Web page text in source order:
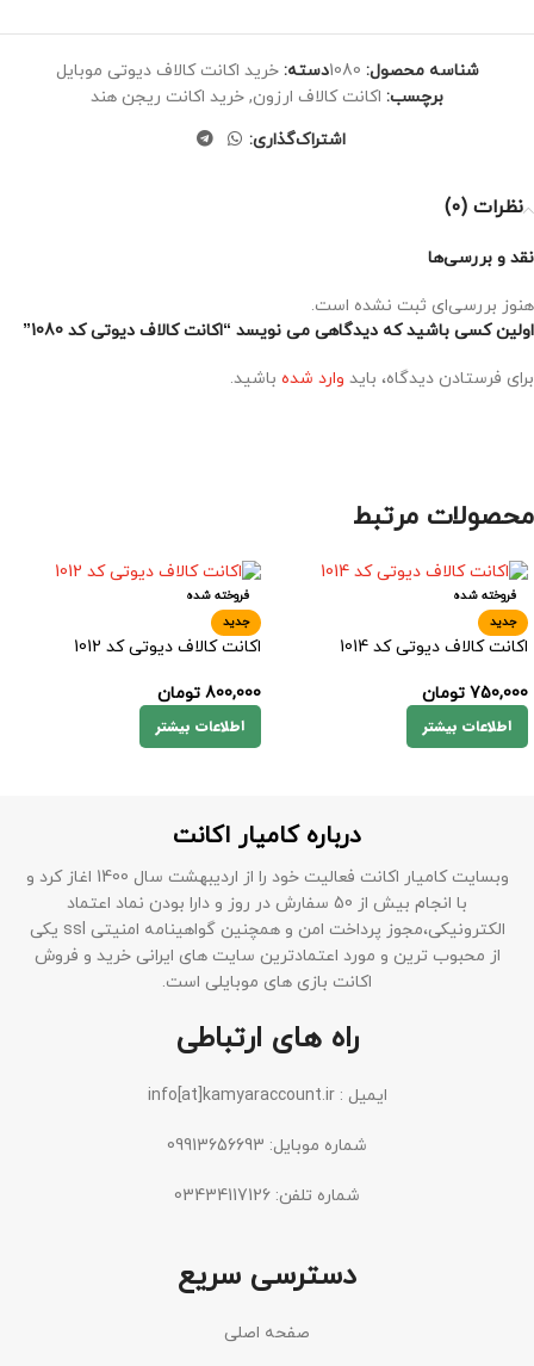
شناسه محصول: 1080دسته: خرید اکانت کالاف دیوتی موبایل
برچسب: اکانت کالاف ارزون, خرید اکانت ریجن هند
اشتراک‌گذاری:
نظرات (0)
نقد و بررسی‌ها
هنوز بررسی‌ای ثبت نشده است.
اولین کسی باشید که دیدگاهی می نویسد “اکانت کالاف دیوتی کد 1080”
برای فرستادن دیدگاه، باید وارد شده باشید.
محصولات مرتبط
فروخته شده
جدید
اکانت کالاف دیوتی کد 1014
750,000 تومان
اطلاعات بیشتر
فروخته شده
جدید
اکانت کالاف دیوتی کد 1012
800,000 تومان
اطلاعات بیشتر
درباره کامیار اکانت
وبسایت کامیار اکانت فعالیت خود را از اردیبهشت سال 1400 اغاز کرد و
با انجام بیش از 50 سفارش در روز و دارا بودن نماد اعتماد
الکترونیکی،مجوز پرداخت امن و همچنین گواهینامه امنیتی ssl یکی
از محبوب ترین و مورد اعتمادترین سایت های ایرانی خرید و فروش
اکانت بازی های موبایلی است.
راه های ارتباطی
ایمیل : info[at]kamyaraccount.ir
شماره موبایل: 09913656693
شماره تلفن: 03434117126
دسترسی سریع
صفحه اصلی